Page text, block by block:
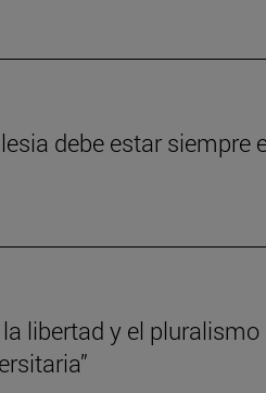
debe estar siempre
libertad y el